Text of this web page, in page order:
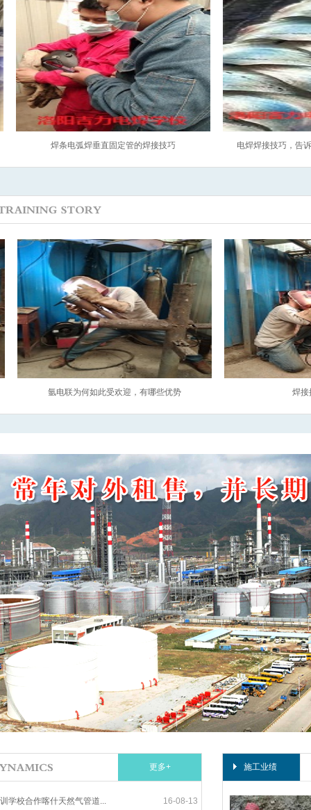
焊条电弧焊垂直固定管的焊接技巧 电焊焊接技巧，告诉你
氩电联为何如此受欢迎，有哪些优势 焊接探
更多+
学校合作喀什天然气管道... 16-08-13
施工业绩